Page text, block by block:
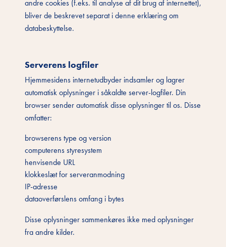
andre cookies (f.eks. til analyse af dit brug af internettet),
bliver de beskrevet separat i denne erklæring om
databeskyttelse.
Serverens logfiler
Hjemmesidens internetudbyder indsamler og lagrer
automatisk oplysninger i såkaldte server-logfiler. Din
browser sender automatisk disse oplysninger til os. Disse
omfatter:
browserens type og version
computerens styresystem
henvisende URL
klokkeslæt for serveranmodning
IP-adresse
dataoverførslens omfang i bytes
Disse oplysninger sammenkøres ikke med oplysninger
fra andre kilder.